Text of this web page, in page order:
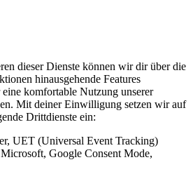
dieser Dienste können wir dir über die
hinausgehende Features
komfortable Nutzung unserer
Mit deiner Einwilligung setzen wir auf
Drittdienste ein:
UET (Universal Event Tracking)
Google Consent Mode,